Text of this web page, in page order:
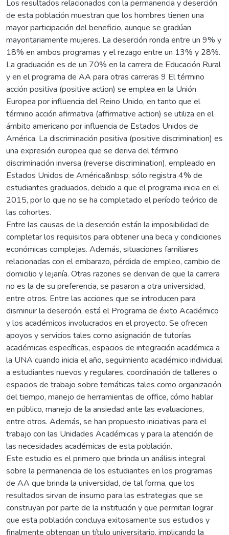
Los resultados relacionados con la permanencia y deserción
de esta población muestran que los hombres tienen una
mayor participación del beneficio, aunque se gradúan
mayoritariamente mujeres. La deserción ronda entre un 9% y
18% en ambos programas y el rezago entre un 13% y 28%.
La graduación es de un 70% en la carrera de Educación Rural
y en el programa de AA para otras carreras 9 El término
acción positiva (positive action) se emplea en la Unión
Europea por influencia del Reino Unido, en tanto que el
término acción afirmativa (affirmative action) se utiliza en el
ámbito americano por influencia de Estados Unidos de
América. La discriminación positiva (positive discrimination) es
una expresión europea que se deriva del término
discriminación inversa (reverse discrimination), empleado en
Estados Unidos de América&nbsp; sólo registra 4% de
estudiantes graduados, debido a que el programa inicia en el
2015, por lo que no se ha completado el período teórico de
las cohortes.
Entre las causas de la deserción están la imposibilidad de
completar los requisitos para obtener una beca y condiciones
económicas complejas. Además, situaciones familiares
relacionadas con el embarazo, pérdida de empleo, cambio de
domicilio y lejanía. Otras razones se derivan de que la carrera
no es la de su preferencia, se pasaron a otra universidad,
entre otros. Entre las acciones que se introducen para
disminuir la deserción, está el Programa de éxito Académico
y los académicos involucrados en el proyecto. Se ofrecen
apoyos y servicios tales como asignación de tutorías
académicas específicas, espacios de integración académica a
la UNA cuando inicia el año, seguimiento académico individual
a estudiantes nuevos y regulares, coordinación de talleres o
espacios de trabajo sobre temáticas tales como organización
del tiempo, manejo de herramientas de office, cómo hablar
en público, manejo de la ansiedad ante las evaluaciones,
entre otros. Además, se han propuesto iniciativas para el
trabajo con las Unidades Académicas y para la atención de
las necesidades académicas de esta población.
Este estudio es el primero que brinda un análisis integral
sobre la permanencia de los estudiantes en los programas
de AA que brinda la universidad, de tal forma, que los
resultados sirvan de insumo para las estrategias que se
construyan por parte de la institución y que permitan lograr
que esta población concluya exitosamente sus estudios y
finalmente obtengan un título universitario, implicando la